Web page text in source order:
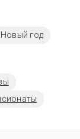
Новый год